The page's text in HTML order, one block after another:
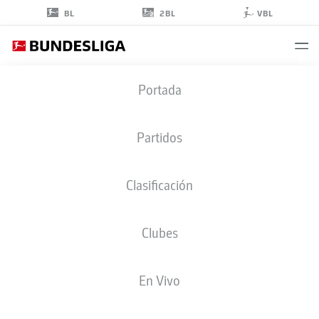
BL 2BL VBL
Portada
Partidos
Clasificación
Clubes
En Vivo